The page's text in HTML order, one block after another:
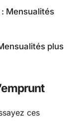
Mensualités
plus
ces